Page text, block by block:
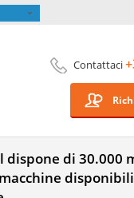
Contattaci
di 30.000
disponibili